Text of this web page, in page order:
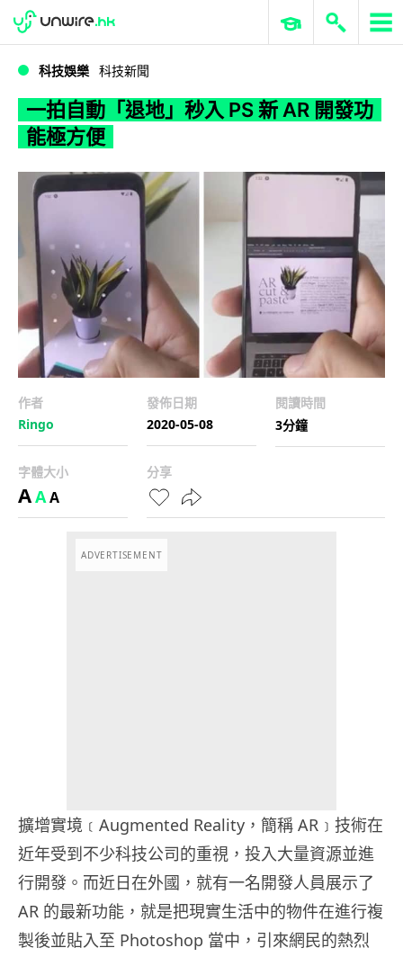
WWDC 2026 ERP 與商業 AI
科技娛樂 科技新聞
一拍自動「退地」秒入 PS 新 AR 開發功
能極方便
作者
Ringo
發佈日期
2020-05-08
閱讀時間
3分鐘
字體大小
AAA
分享
ADVERTISEMENT
擴增實境﹝Augmented Reality，簡稱 AR﹞技術在
近年受到不少科技公司的重視，投入大量資源並進
行開發。而近日在外國，就有一名開發人員展示了
AR 的最新功能，就是把現實生活中的物件在進行複
製後並貼入至 Photoshop 當中，引來網民的熱烈